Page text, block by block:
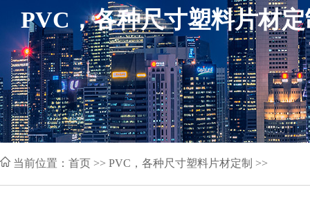
PVC，各种尺寸塑料片材定
当前位置： 首页 >> PVC，各种尺寸塑料片材定制 >>